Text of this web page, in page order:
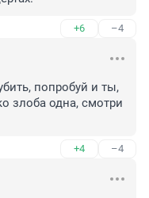
+6 –4
попробуй и ты,
злоба одна, смотри
+4 –4